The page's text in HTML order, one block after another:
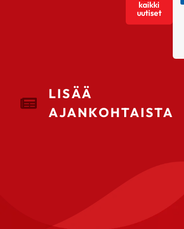
LISÄÄ
AJANKOHTAISTA
kaikki
uutiset